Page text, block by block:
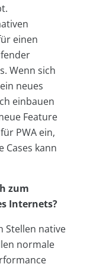
einen
Wenn sich
neues
einbauen
Feature
PWA ein,
Cases kann
zum
Internets?
Stellen native
normale